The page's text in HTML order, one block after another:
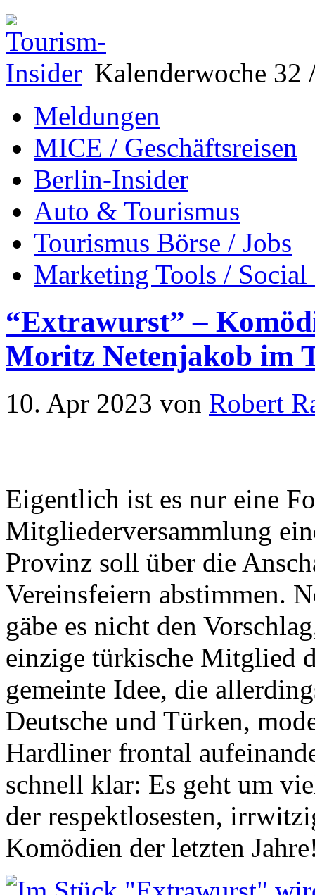
Kalenderwoche 32
Meldungen
MICE / Geschäftsreisen
Berlin-Insider
Auto & Tourismus
Tourismus Börse / Jobs
Marketing Tools /
“Extrawurst” –
Moritz Netenjakob im
10. Apr 2023 von Robert
Eigentlich ist es nur eine
Mitgliederversammlung
Provinz soll über die
Vereinsfeiern abstimmen.
gäbe es nicht den
einzige türkische Mitglied
gemeinte Idee, die
Deutsche und Türken,
Hardliner frontal
schnell klar: Es geht um
der respektlosesten,
Komödien der letzten